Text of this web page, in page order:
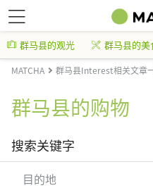
群马县的观光 群马县的美
MATCHA 群马县Interest相关文章
群马县的购物
搜索关键字
目的地